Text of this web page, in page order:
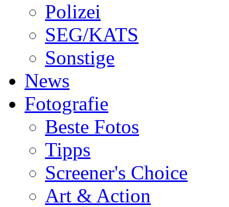
Polizei
SEG/KATS
Sonstige
News
Fotografie
Beste Fotos
Tipps
Screener's Choice
Art & Action